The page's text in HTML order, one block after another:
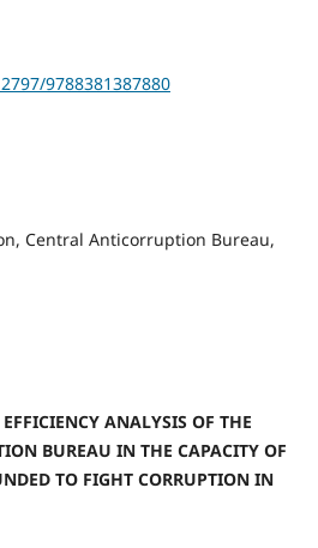
9788381387880
Central Anticorruption Bureau,
ANALYSIS OF THE
BUREAU IN THE CAPACITY OF
TO FIGHT CORRUPTION IN